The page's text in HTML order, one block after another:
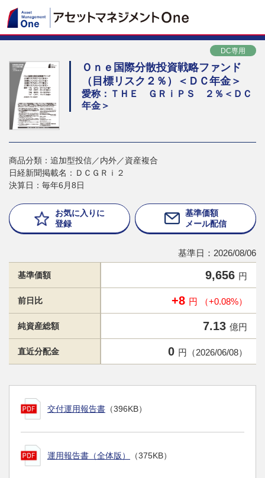
DC専用
Ｏｎｅ国際分散投資戦略ファンド
（目標リスク２％）＜ＤＣ年金＞
愛称：ＴＨＥ ＧＲｉＰＳ ２％＜ＤＣ
年金＞
商品分類：追加型投信／内外／資産複合
日経新聞掲載名：ＤＣＧＲｉ２
決算日：毎年6月8日
お気に入りに
登録
基準価額
メール配信
基準日：2026/08/06
基準価額 9,656 円
前日比 +8 円 （+0.08%）
純資産総額 7.13 億円
直近分配金 0 円（2026/06/08）
交付運用報告書 （396KB）
運用報告書（全体版） （375KB）